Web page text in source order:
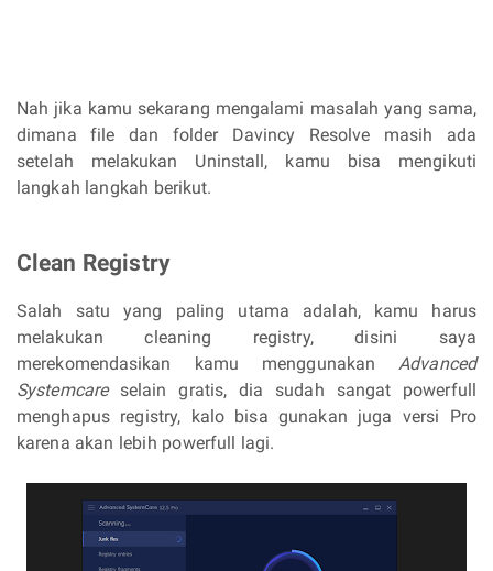
Nah jika kamu sekarang mengalami masalah yang sama,
dimana file dan folder Davincy Resolve masih ada
setelah melakukan Uninstall, kamu bisa mengikuti
langkah langkah berikut.
Clean Registry
Salah satu yang paling utama adalah, kamu harus
melakukan cleaning registry, disini saya
merekomendasikan kamu menggunakan Advanced
Systemcare selain gratis, dia sudah sangat powerfull
menghapus registry, kalo bisa gunakan juga versi Pro
karena akan lebih powerfull lagi.